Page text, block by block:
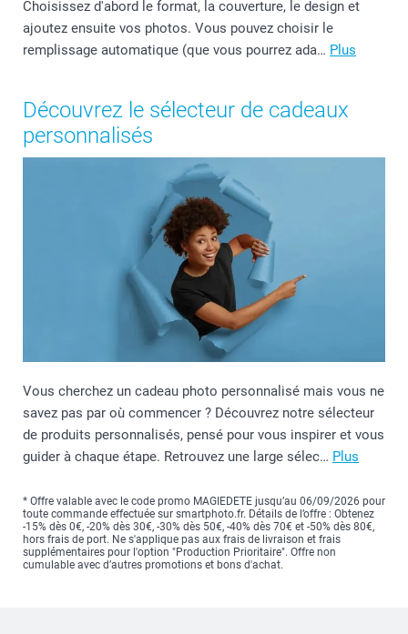
Choisissez d'abord le format, la couverture, le design et
ajoutez ensuite vos photos. Vous pouvez choisir le
remplissage automatique (que vous pourrez ada… Plus
Découvrez le sélecteur de cadeaux
personnalisés
Vous cherchez un cadeau photo personnalisé mais vous ne
savez pas par où commencer ? Découvrez notre sélecteur
de produits personnalisés, pensé pour vous inspirer et vous
guider à chaque étape. Retrouvez une large sélec… Plus
* Offre valable avec le code promo MAGIEDETE jusqu’au 06/09/2026 pour
toute commande effectuée sur smartphoto.fr. Détails de l’offre : Obtenez
-15% dès 0€, -20% dès 30€, -30% dès 50€, -40% dès 70€ et -50% dès 80€,
hors frais de port. Ne s'applique pas aux frais de livraison et frais
supplémentaires pour l'option "Production Prioritaire". Offre non
cumulable avec d’autres promotions et bons d'achat.